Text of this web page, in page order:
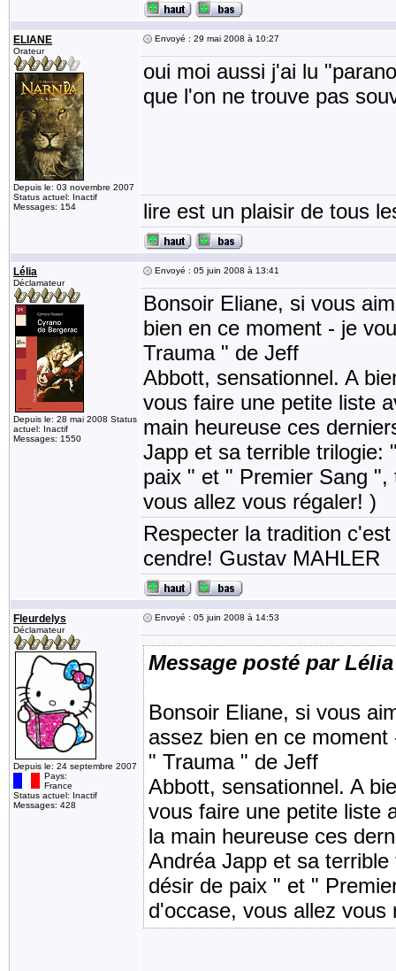
ELIANE
Orateur
Depuis le: 03 novembre 2007
Status actuel: Inactif
Messages: 154
Envoyé : 29 mai 2008 à 10:27
oui moi aussi j'ai lu
que l'on ne trouve pas
lire est un plaisir de tous
Lélia
Déclamateur
Depuis le: 28 mai 2008 Status
actuel: Inactif
Messages: 1550
Envoyé : 05 juin 2008 à 13:41
Bonsoir Eliane, si vous
bien en ce moment - je
Trauma " de Jeff
Abbott, sensationnel. A
vous faire une petite liste
main heureuse ces
Japp et sa terrible trilogie:
paix " et " Premier Sang
vous allez vous régaler! )
Respecter la tradition
cendre! Gustav MAHLER
Fleurdelys
Déclamateur
Depuis le: 24 septembre 2007
Pays:
France
Status actuel: Inactif
Messages: 428
Envoyé : 05 juin 2008 à 14:53
Message posté par Lélia
Bonsoir Eliane, si vous
assez bien en ce
" Trauma " de Jeff
Abbott, sensationnel. A
vous faire une petite liste
la main heureuse ces
Andréa Japp et sa
désir de paix " et "
d'occase, vous allez vous